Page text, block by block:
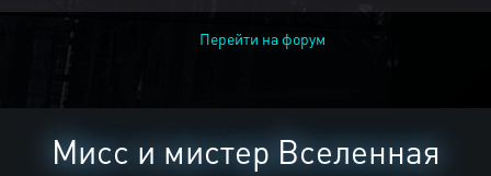
Перейти на форум
Мисс и мистер Вселенная